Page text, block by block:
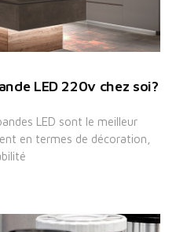
LED 220v chez soi?
LED sont le meilleur
en termes de décoration,